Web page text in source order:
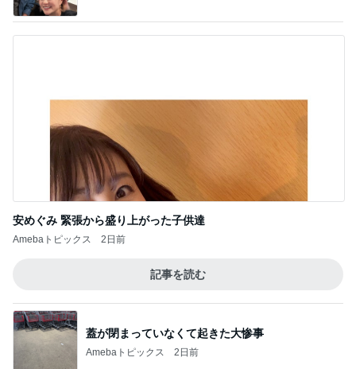
安めぐみ 緊張から盛り上がった子供達
Amebaトピックス 2日前
記事を読む
蓋が閉まっていなくて起きた大惨事
Amebaトピックス 2日前